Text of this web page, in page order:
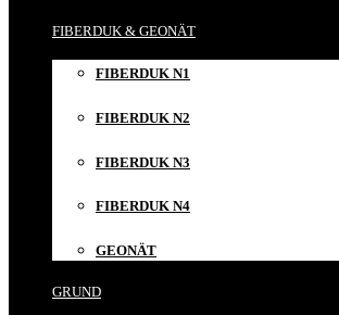
FIBERDUK & GEONÄT
FIBERDUK N1
FIBERDUK N2
FIBERDUK N3
FIBERDUK N4
GEONÄT
GRUND